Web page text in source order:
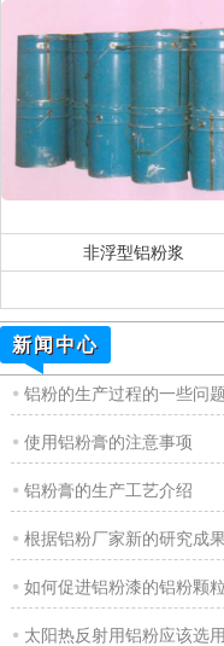
非浮型铝粉浆
新闻中心
铝粉的生产过程的一些问题
使用铝粉膏的注意事项
铝粉膏的生产工艺介绍
根据铝粉厂家新的研究成
如何促进铝粉漆的铝粉颗
太阳热反射用铝粉应该选